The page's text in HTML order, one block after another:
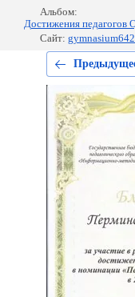
Альбом:
Достижения педагогов
Сайт: